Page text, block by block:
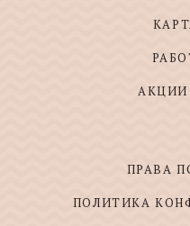
ПРАВА
ПОЛИТИКА